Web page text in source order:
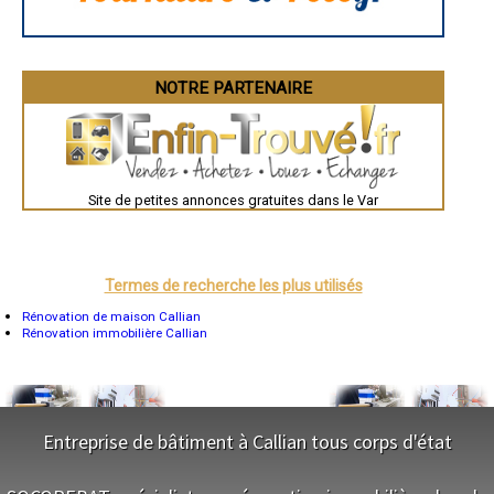
Évreux
Brest
Toulouse
Bordeaux
Montpellier
Rennes
Nantes
Orléans
Mende
Angers
Reims
Saint-Dizier
NOTRE PARTENAIRE
Site de petites annonces gratuites dans le Var
Termes de recherche les plus utilisés
Rénovation de maison Callian
Rénovation immobilière Callian
Entreprise de bâtiment à Callian tous corps d'état